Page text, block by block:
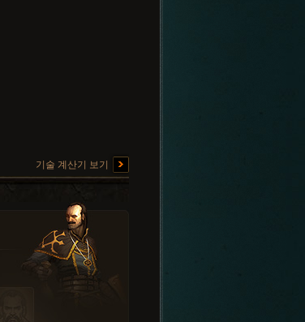
기술 계산기 보기